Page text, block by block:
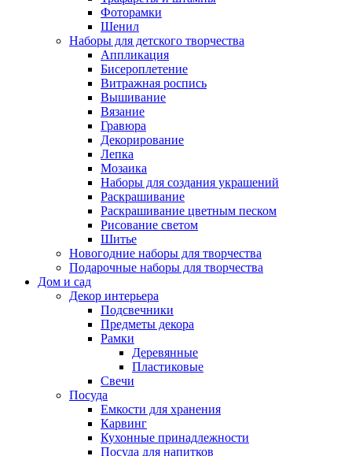
Фоторамки
Шенил
Наборы для детского творчества
Аппликация
Бисероплетение
Витражная роспись
Вышивание
Вязание
Гравюра
Декорирование
Лепка
Мозаика
Наборы для создания украшений
Раскрашивание
Раскрашивание цветным песком
Рисование светом
Шитье
Новогодние наборы для творчества
Подарочные наборы для творчества
Дом и сад
Декор интерьера
Подсвечники
Предметы декора
Рамки
Деревянные
Пластиковые
Свечи
Посуда
Емкости для хранения
Карвинг
Кухонные принадлежности
Посуда для напитков